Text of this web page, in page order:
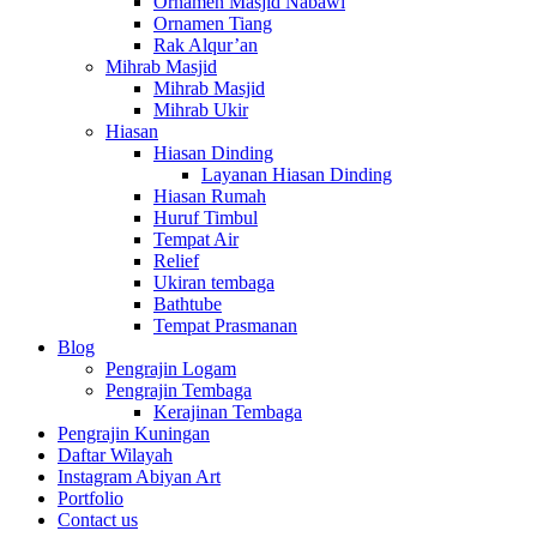
Ornamen Tiang
Rak Alqur’an
Mihrab Masjid
Mihrab Masjid
Mihrab Ukir
Hiasan
Hiasan Dinding
Layanan Hiasan Dinding
Hiasan Rumah
Huruf Timbul
Tempat Air
Relief
Ukiran tembaga
Bathtube
Tempat Prasmanan
Blog
Pengrajin Logam
Pengrajin Tembaga
Kerajinan Tembaga
Pengrajin Kuningan
Daftar Wilayah
Instagram Abiyan Art
Portfolio
Contact us